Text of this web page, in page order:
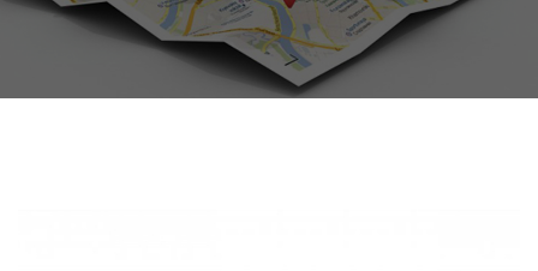
THIẾT BỊ NHÀ BẾP
THIẾT BỊ NHÀ BẾP CAO CẤP